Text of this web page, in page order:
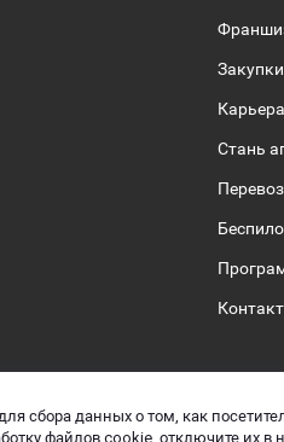
сбора данных о том, как
файлов cookie, отключите их в
Закупки
Стань
персональных данных